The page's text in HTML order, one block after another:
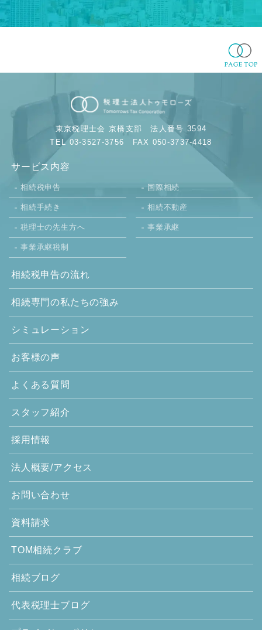
東京税理士会 京橋支部法人番号 3594
TEL 03-3527-3756
FAX 050-3737-4418
サービス内容
相続税申告 国際相続
相続手続き 相続不動産
税理士の先生方へ 事業承継
事業承継税制
相続税申告の流れ
相続専門の私たちの強み
シミュレーション
お客様の声
よくある質問
スタッフ紹介
採用情報
法人概要/アクセス
お問い合わせ
資料請求
TOM相続クラブ
相続ブログ
代表税理士ブログ